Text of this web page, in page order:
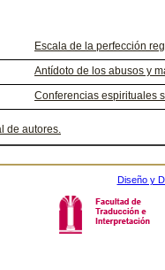
Escala de la perfección
Antídoto de los abusos y
Conferencias espirituales
de autores.
Diseño y